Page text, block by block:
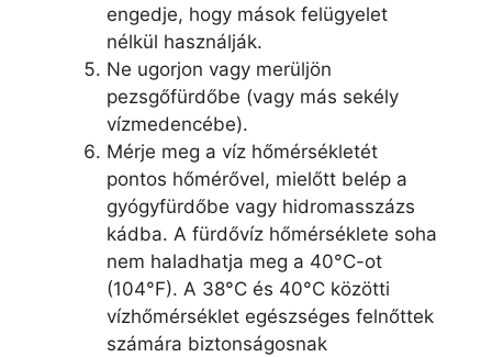
engedje, hogy mások felügyelet
nélkül használják.
Ne ugorjon vagy merüljön
pezsgőfürdőbe (vagy más sekély
vízmedencébe).
Mérje meg a víz hőmérsékletét
pontos hőmérővel, mielőtt belép a
gyógyfürdőbe vagy hidromasszázs
kádba. A fürdővíz hőmérséklete soha
nem haladhatja meg a 40°C-ot
(104°F). A 38°C és 40°C közötti
vízhőmérséklet egészséges felnőttek
számára biztonságosnak